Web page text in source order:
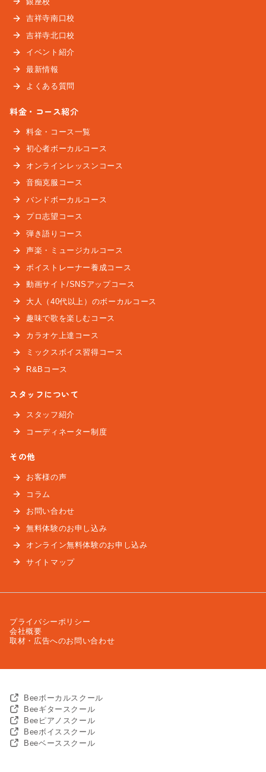
吉祥寺南口校
吉祥寺北口校
イベント紹介
最新情報
よくある質問
料金・コース紹介
料金・コース一覧
初心者ボーカルコース
オンラインレッスンコース
音痴克服コース
バンドボーカルコース
プロ志望コース
弾き語りコース
声楽・ミュージカルコース
ボイストレーナー養成コース
動画サイト/SNSアップコース
大人（40代以上）のボーカルコース
趣味で歌を楽しむコース
カラオケ上達コース
ミックスボイス習得コース
R&Bコース
スタッフについて
スタッフ紹介
コーディネーター制度
その他
お客様の声
コラム
お問い合わせ
無料体験のお申し込み
オンライン無料体験のお申し込み
サイトマップ
プライバシーポリシー
会社概要
取材・広告へのお問い合わせ
Beeボーカルスクール
Beeギタースクール
Beeピアノスクール
Beeボイススクール
Beeベーススクール